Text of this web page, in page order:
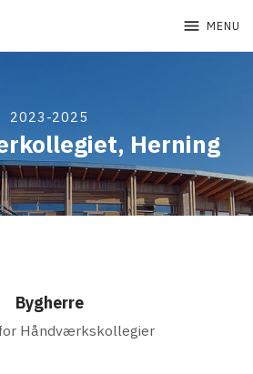
menu MENU
2023-2025
Herning
Bygherre
Håndværkskollegier